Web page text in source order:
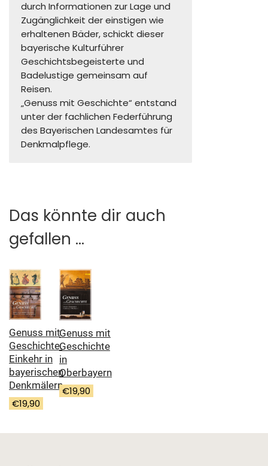
durch Informationen zur Lage und
Zugänglichkeit der einstigen wie
erhaltenen Bäder, schickt dieser
bayerische Kulturführer
Geschichtsbegeisterte und
Badelustige gemeinsam auf
Reisen.
„Genuss mit Geschichte“ entstand
unter der fachlichen Federführung
des Bayerischen Landesamtes für
Denkmalpflege.
Das könnte dir auch
gefallen …
Genuss mit
Geschichte.
Einkehr in
bayerischen
Denkmälern.
€19,90
Genuss mit
Geschichte
in
Oberbayern
€19,90